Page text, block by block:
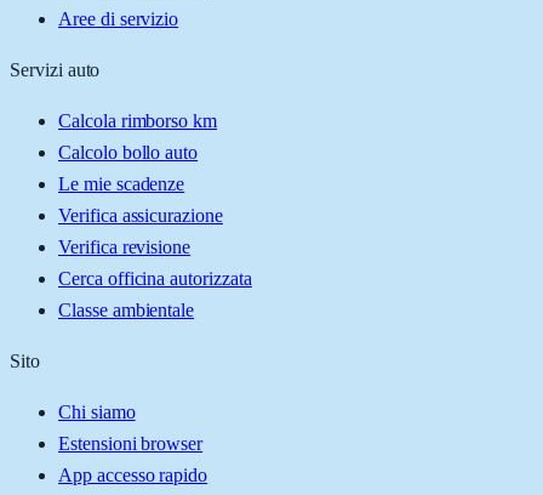
Aree di servizio
Servizi auto
Calcola rimborso km
Calcolo bollo auto
Le mie scadenze
Verifica assicurazione
Verifica revisione
Cerca officina autorizzata
Classe ambientale
Sito
Chi siamo
Estensioni browser
App accesso rapido